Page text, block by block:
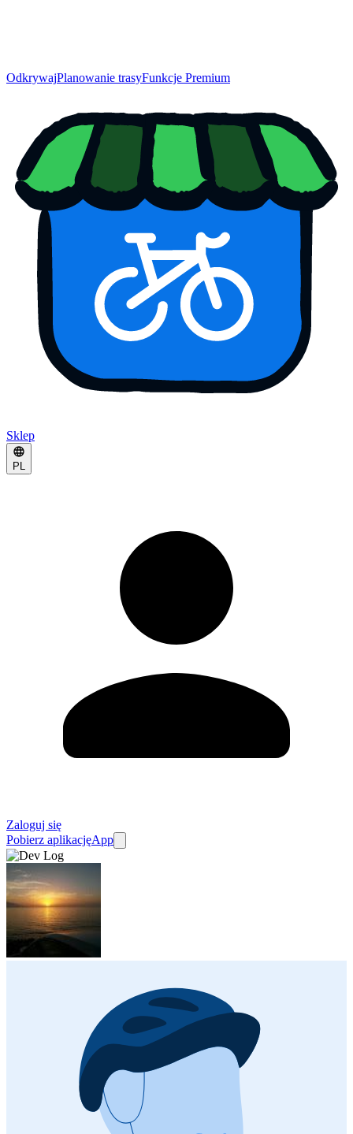
OdkrywajPlanowanie trasyFunkcje Premium
Sklep
PL
Zaloguj się
Pobierz aplikacjęApp